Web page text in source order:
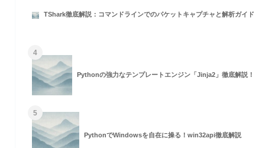
TShark徹底解説：コマンドラインでのパケットキャプチャと解析ガイド
4
Pythonの強力なテンプレートエンジン「Jinja2」徹底解説！
5
PythonでWindowsを自在に操る！win32api徹底解説